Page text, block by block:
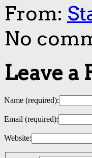
From:
No
Leave a
Name (required):
Email (required):
Website: